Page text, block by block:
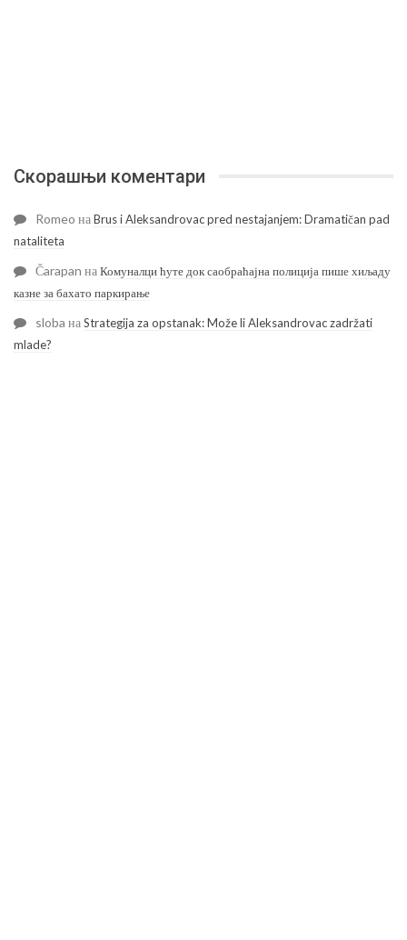
Скорашњи коментари
Romeo наBrus i Aleksandrovac pred nestajanjem: Dramatičan pad
nataliteta
Čarapan наКомуналци ћуте док саобраћајна полиција пише хиљаду
казне за бахато паркирање
sloba наStrategija za opstanak: Može li Aleksandrovac zadržati
mlade?